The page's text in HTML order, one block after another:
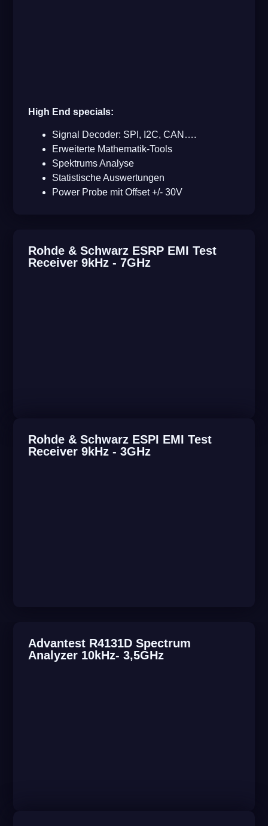
High End specials:
Signal Decoder: SPI, I 2C, CAN….
Erweiterte Mathematik-Tools
Spektrums Analyse
Statistische Auswertungen
Power Probe mit Offset +/- 30V
Rohde & Schwarz ESRP EMI Test
Receiver 9kHz - 7GHz
Rohde & Schwarz ESPI EMI Test
Receiver 9kHz - 3GHz
Advantest R4131D Spectrum
Analyzer 10kHz- 3,5GHz